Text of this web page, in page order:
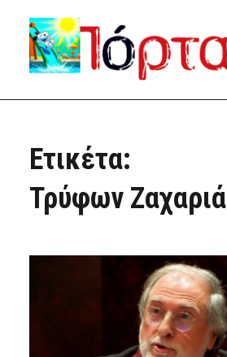
Ετικέτα:
Τρύφων